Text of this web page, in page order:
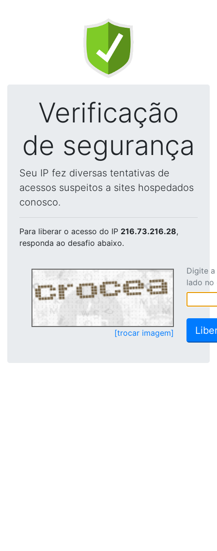
Verificação
de segurança
Seu IP fez diversas tentativas de
acessos suspeitos a sites hospedados
conosco.
Para liberar o acesso do IP 216.73.216.28,
responda ao desafio abaixo.
[trocar imagem]
Digite
lado no